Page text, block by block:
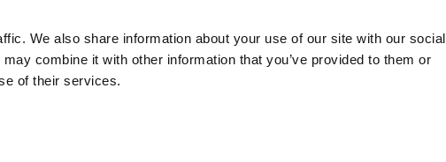
We also share information about your use of our site with our social
combine it with other information that you’ve provided to them or
of their services.